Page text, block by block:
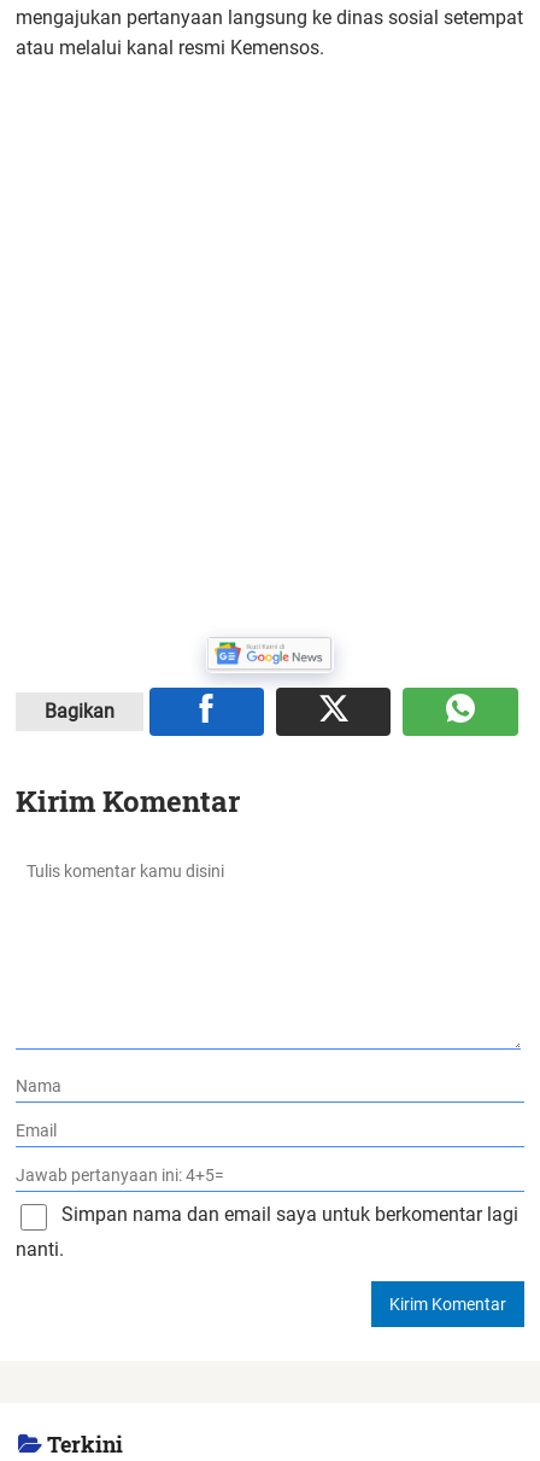
mengajukan pertanyaan langsung ke dinas sosial setempat
atau melalui kanal resmi Kemensos.
Bagikan
Kirim Komentar
Simpan nama dan email saya untuk berkomentar lagi
nanti.
Terkini